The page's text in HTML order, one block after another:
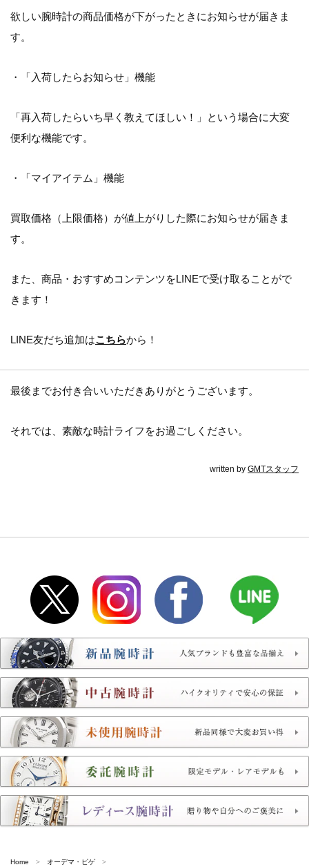
欲しい腕時計の商品価格が下がったときにお知らせが届きま
す。
・「入荷したらお知らせ」機能
「再入荷したらいち早く教えてほしい！」という場合に大変
便利な機能です。
・「マイアイテム」機能
買取価格（上限価格）が値上がりした際にお知らせが届きま
す。
また、商品・おすすめコンテンツをLINEで受け取ることがで
きます！
LINE友だち追加はこちらから！
最後までお付き合いいただきありがとうございます。
それでは、素敵な時計ライフをお過ごしください。
written by GMTスタッフ
Home オーデマ・ピゲ